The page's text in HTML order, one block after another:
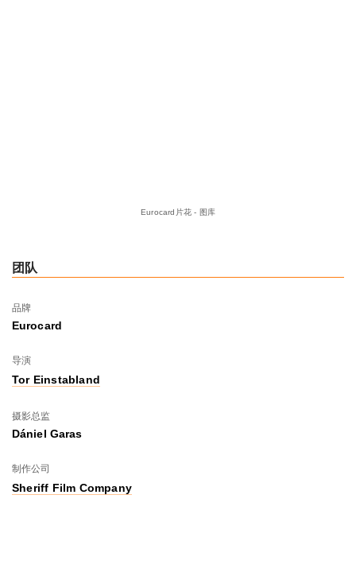
Eurocard片花 - 图库
团队
品牌
Eurocard
导演
Tor Einstabland
摄影总监
Dániel Garas
制作公司
Sheriff Film Company